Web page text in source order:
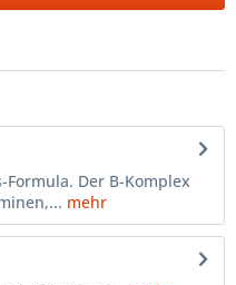
Formula. Der B-Komplex
mehr